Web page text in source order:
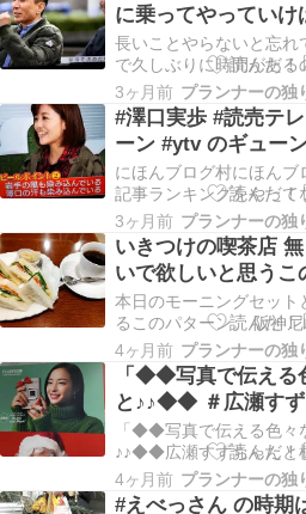
風海ちゃんです長くおは
ターをやっていたのです
卒業の日でしたクリスマ
見えるから…
に乗ってやっていけ
たのが その大きな
る さーー自分はど
ん？？ そう思った時
を決めた。 By ＃岩
長いことやらないと忘れ
で久しぶりに時間がある
前回ただこの涙のシーン
の覚悟を決めたきっかけ
語った。それは次にする
いたこんなパターンんで
ていないの探したら結構
と思う。でやることに決
ナが おは朝に入った時
3ヶ月前 プランナーの独
#澤口実歩 #読売テ
ーン #ytv のギュー
するってなんなんや
にほんブログ村にほんブ
記事ランキングをやって
は↓人気記事1編集結婚し
ロレスラー４＋α PV10
02014-05-14 21:302編集
です ＡＢＣアナですが変
いい...PV4コメント
21:083…
3ヶ月前 プランナーの独
いきつけの喫茶店
いで欲しいと思うこ
喫茶店最高かよ ！
本日のモーニングセット
るこのパターン。 阪神
以上通っている喫茶店。
いで欲しいと思うが ママ
高齢 。いつまでできるや
張ってます。 名入れ 【
ッキ】グラス プレゼン
などのギフトにもピッ
更に美味しく…
4ヶ月前 プランナーの独
「◆◆写真で伝える
と♪♪◆◆ ＃広瀬すず
と ＃横浜流星 君が
「◆◆写真で伝える色々
♪♪◆◆広瀬すずちゃんと
の壁ポスターまーーこう
によくあるでも気になっ
4ヶ月前 プランナーの独
#えべっさん の時期